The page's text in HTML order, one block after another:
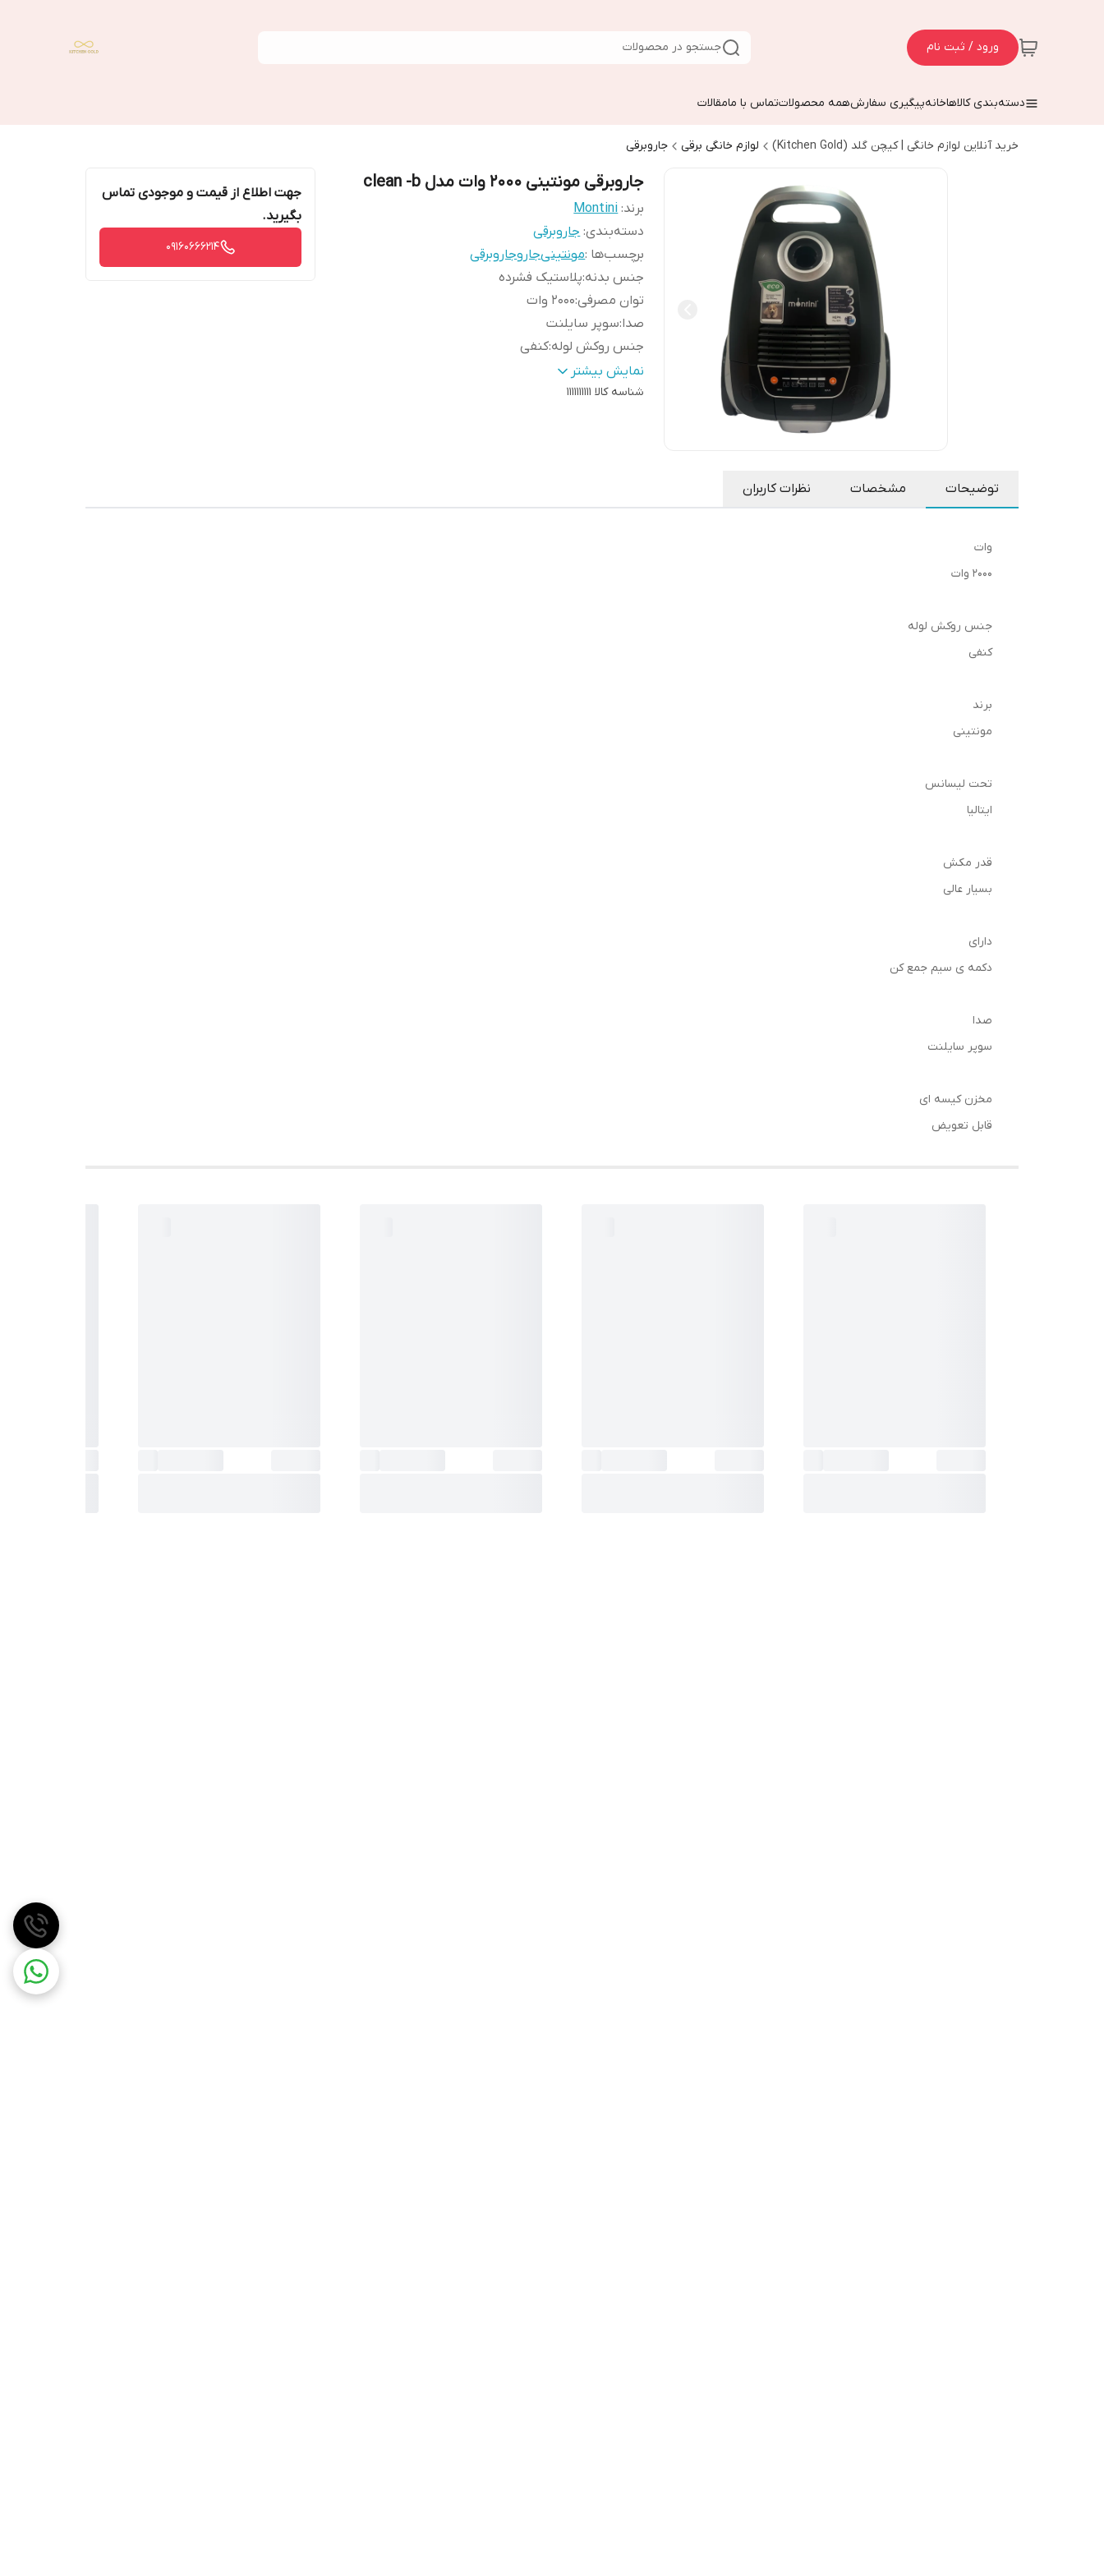
ورود / ثبت نام جستجو در محصولات
دسته‌بندی کالاهاخانهپیگیری سفارشهمه محصولاتتماس با مامقالات
خرید آنلاین لوازم خانگی | کیچن گلد (Kitchen Gold) لوازم خانگی برقی جاروبرقی
جاروبرقی مونتینی 2000 وات مدل clean -b
برند: Montini
دسته‌بندی:جاروبرقی
برچسب‌ها :مونتینیجاروجاروبرقی
جنس بدنه:پلاستیک فشرده
توان مصرفی:2000 وات
صدا:سوپر سایلنت
جنس روکش لوله:کنفی
نوع کیسه:دائمینمایش بیشتر
شناسه کالا 1111111111
جهت اطلاع از قیمت و موجودی تماس
بگیرید.
09160666214
توضیحات مشخصات نظرات کاربران
وات
2000 وات
جنس روکش لوله
کنفی
برند
مونتینی
تحت لیسانس
ایتالیا
قدر مکش
بسیار عالی
دارای
دکمه ی سیم جمع کن
صدا
سوپر سایلنت
مخزن کیسه ای
قابل تعویض